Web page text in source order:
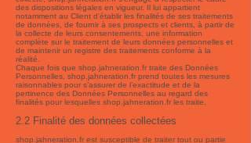
des dispositions légales en vigueur. Il lui appartient
notamment au Client d’établir les finalités de ses traitements
de données, de fournir à ses prospects et clients, à partir de
la collecte de leurs consentements, une information
complète sur le traitement de leurs données personnelles et
de maintenir un registre des traitements conforme à la
réalité.
Chaque fois que shop.jahneration.fr traite des Données
Personnelles, shop.jahneration.fr prend toutes les mesures
raisonnables pour s’assurer de l’exactitude et de la
pertinence des Données Personnelles au regard des
finalités pour lesquelles shop.jahneration.fr les traite.
2.2 Finalité des données collectées
shop.jahneration.fr est susceptible de traiter tout ou partie